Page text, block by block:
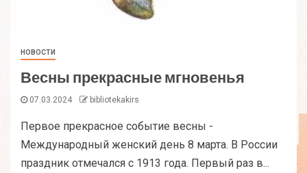
НОВОСТИ
Весны прекрасные мгновенья
07.03.2024 bibliotekakirs
Первое прекрасное событие весны -
Международный женский день 8 марта. В России
праздник отмечался с 1913 года. Первый раз в...